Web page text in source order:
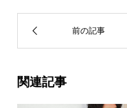
関連記事